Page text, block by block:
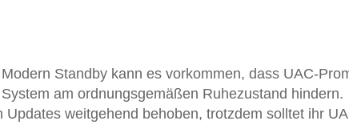
Standby kann es vorkommen, dass UAC-
am ordnungsgemäßen Ruhezustand hindern.
weitgehend behoben, trotzdem solltet ihr